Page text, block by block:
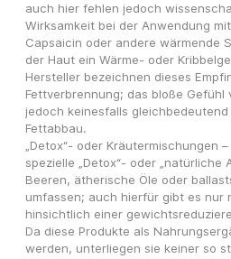
auch hier fehlen jedoch
Wirksamkeit bei der Anwendung
Capsaicin oder andere wärmende
der Haut ein Wärme- oder
Hersteller bezeichnen dieses
Fettverbrennung; das bloße Gefühl
jedoch keinesfalls
Fettabbau.
„Detox“- oder Kräutermischungen
spezielle „Detox“- oder „natürliche
Beeren, ätherische Öle oder
umfassen; auch hierfür gibt es nur
hinsichtlich einer
Da diese Produkte als
werden, unterliegen sie keiner so